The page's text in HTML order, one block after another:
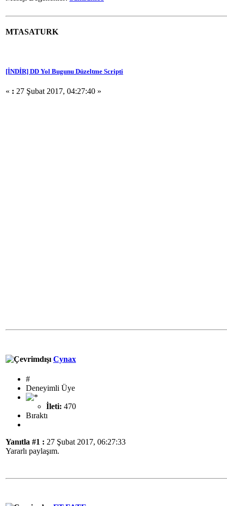
MTASATURK
[İNDİR] DD Yol Bugunu Düzeltme Scripti
« : 27 Şubat 2017, 04:27:40 »
Cynax
#
Deneyimli Üye
İleti: 470
Bıraktı
Yanıtla #1 : 27 Şubat 2017, 06:27:33
Yararlı paylaşım.